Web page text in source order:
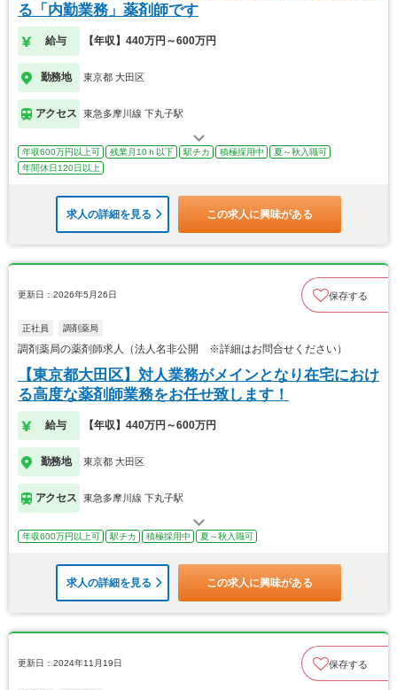
る「内勤業務」薬剤師です
給与 【年収】440万円～600万円
勤務地 東京都 大田区
アクセス 東急多摩川線 下丸子駅
年収600万円以上可 残業月10ｈ以下 駅チカ 積極採用中
夏～秋入職可
年間休日120日以上
求人の詳細を見る この求人に興味がある
更新日：2026年5月26日 保存する
正社員 調剤薬局
調剤薬局の薬剤師求人（法人名非公開 ※詳細はお問合せください）
【東京都大田区】対人業務がメインとなり在宅におけ
る高度な薬剤師業務をお任せ致します！
給与 【年収】440万円～600万円
勤務地 東京都 大田区
アクセス 東急多摩川線 下丸子駅
年収600万円以上可 駅チカ 積極採用中 夏～秋入職可
求人の詳細を見る この求人に興味がある
更新日：2024年11月19日 保存する